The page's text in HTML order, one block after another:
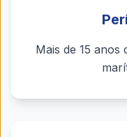
Mais de 15